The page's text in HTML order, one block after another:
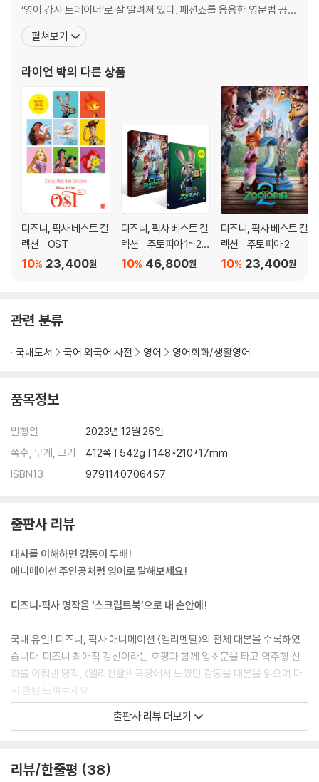
윈드브레이커스, 가즈아!
CHAPTER 10 Up in the Air
CHAPTER 11 Wade Asks Ember Out
웨이드가 앰버에게 데이트 신청을 하다
CHAPTER 12 First Date
CHAPTER 13 Food Inspection
식품 조사
CHAPTER 15 Meet the Ripples
웨이드의 가족을 소개합니다
아빠의 희생에 보답하는 방법
CHAPTER 17 Blessing Denied
축복이 거절되다
CHAPTER 18 Bubble Date
CHAPTER 19 It’s Over
이제 끝이야
성대한 재개장식
CHAPTER 21 I Love You, Wade
사랑해, 웨이드
CHAPTER 22 Burnie Returns Ember’s Bow
버니, 앰버에게 맞절하다
‘영어 강사 트레이너’로 잘 알려져 있다. 패션쇼를 응용한 영문법 공
부, 미드 스토리를 활용한 영단어 학습 등 다양한 영어 학습 전략을 기
획하고 집필하는 것을 즐긴다. 현재 월든 호수가 있는 미국 매사추세
에 전념 중이다. ‘월트 디즈니 입사’가
펼쳐보기
라이언 박의 다른 상품
디즈니, 픽사 베스트 컬
렉션 - OST
23,400원
10%
디즈니, 픽사 베스트 컬
렉션 - 주토피아 1~2세
트
46,800원
10%
디즈니, 픽사 베스트 컬
렉션 - 주토피아 2
23,400원
10%
관련 분류
국내도서 국어 외국어 사전 영어 영어회화/생활영어
품목정보
발행일
2023년 12월 25일
쪽수, 무게, 크기
412쪽 | 542g | 148*210*17mm
ISBN13
9791140706457
출판사 리뷰
대사를 이해하면 감동이 두배!
애니메이션 주인공처럼 영어로 말해보세요!
디즈니·픽사 명작을 ‘스크립트북’으로 내 손안에!
국내 유일! 디즈니, 픽사 애니메이션 〈엘리멘탈〉의 전체 대본을 수록하였
습니다. 디즈니 최애작 갱신이라는 호평과 함께 입소문을 타고 역주행 신
화를 이뤄낸 명작, 〈엘리멘탈〉! 극장에서 느꼈던 감동을 대본을 읽으며 다
시 한번 느껴보세요.
자막 보는 것 같은 영한대역 구성!
대역으로 구성 했습니다. 단어가 궁금할 때는 오른쪽 하단에서 편하게 확
출판사 리뷰 더보기
리뷰/한줄평 38